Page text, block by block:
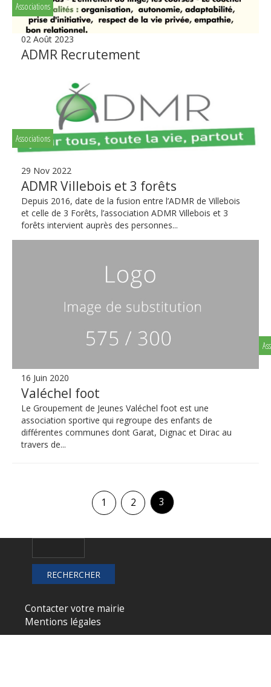
Associations
02 Août 2023
ADMR Recrutement
Associations
29 Nov 2022
ADMR Villebois et 3 forêts
Depuis 2016, date de la fusion entre l’ADMR de Villebois
et celle de 3 Forêts, l’association ADMR Villebois et 3
forêts intervient auprès des personnes...
16 Juin 2020
Valéchel foot
Le Groupement de Jeunes Valéchel foot est une
association sportive qui regroupe des enfants de
différentes communes dont Garat, Dignac et Dirac au
travers de...
1 2 3
Contacter votre mairie
Mentions légales